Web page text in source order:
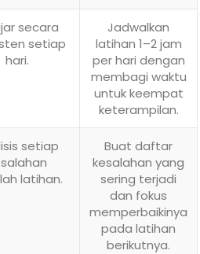
secara
setiap
hari.
Jadwalkan
latihan 1–2 jam
per hari dengan
membagi waktu
untuk keempat
keterampilan.
setiap
latihan.
Buat daftar
kesalahan yang
sering terjadi
dan fokus
memperbaikinya
pada latihan
berikutnya.